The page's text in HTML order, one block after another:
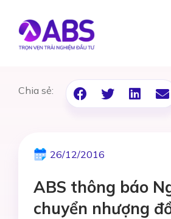
Chia sẻ:
26/12/2016
ABS thông báo
chuyển nhượng